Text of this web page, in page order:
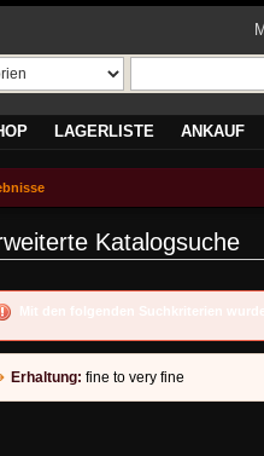
LAGERLISTE ANKAUF
Katalogsuche
Mit den folgenden Suchkriterien
Erhaltung: fine to very fine